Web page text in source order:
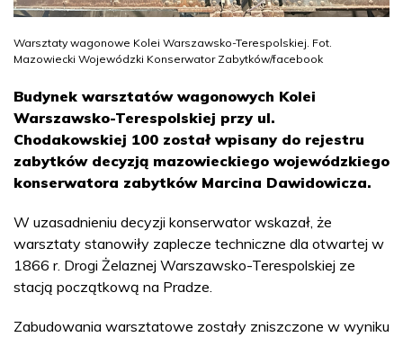
Warsztaty wagonowe Kolei Warszawsko-Terespolskiej. Fot.
Mazowiecki Wojewódzki Konserwator Zabytków/facebook
Budynek warsztatów wagonowych Kolei
Warszawsko-Terespolskiej przy ul.
Chodakowskiej 100 został wpisany do rejestru
zabytków decyzją mazowieckiego wojewódzkiego
konserwatora zabytków Marcina Dawidowicza.
W uzasadnieniu decyzji konserwator wskazał, że
warsztaty stanowiły zaplecze techniczne dla otwartej w
1866 r. Drogi Żelaznej Warszawsko-Terespolskiej ze
stacją początkową na Pradze.
Zabudowania warsztatowe zostały zniszczone w wyniku